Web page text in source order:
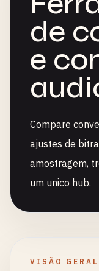
de
e
Compare
ajustes de
amostragem,
um unico hub.
VISÃO GERAL